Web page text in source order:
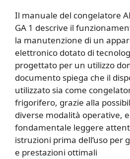
Il manuale del congelatore
GA 1 descrive il
la manutenzione di un
elettronico dotato di
progettato per un utilizzo
documento spiega che il
utilizzato sia come
frigorifero, grazie alla
diverse modalità operative,
fondamentale leggere
istruzioni prima dell’uso per
e prestazioni ottimali